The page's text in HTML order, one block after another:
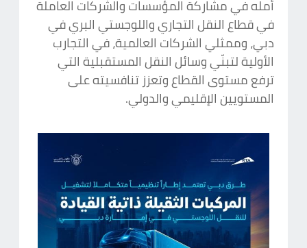
أمله في مشاركة المؤسسات والشركات العاملة
في قطاع النقل التجاري واللوجستي البري في
دبي، وممثلي الشركات العالمية، في التجارب
الأولية لتبنّي وسائل النقل المستقبلية التي
ترفع مستوى القطاع وتعزز تنافسيته على
المستويين الإقليمي والدولي.